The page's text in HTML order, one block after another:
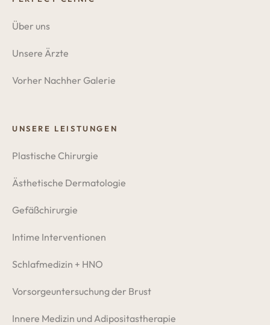
Über uns
Unsere Ärzte
Vorher Nachher Galerie
UNSERE LEISTUNGEN
Plastische Chirurgie
Ästhetische Dermatologie
Gefäßchirurgie
Intime Interventionen
Schlafmedizin + HNO
Vorsorgeuntersuchung der Brust
Innere Medizin und Adipositastherapie